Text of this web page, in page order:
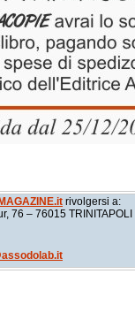
rivolgersi a:
76 – 76015 TRINITAPOLI